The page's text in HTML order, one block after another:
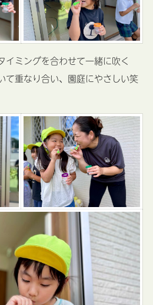
イミングを合わせて一緒に吹く
て重なり合い、園庭にやさしい笑